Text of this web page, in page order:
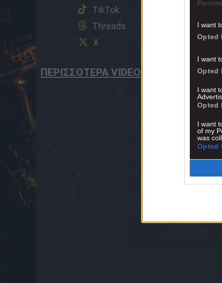
I want
Opted
I want
Opted
I want
Opted
I want
of my
was
Opted
TikTok
Threads
X
ΠΕΡΙΣΣΟΤΕΡΑ VIDEO